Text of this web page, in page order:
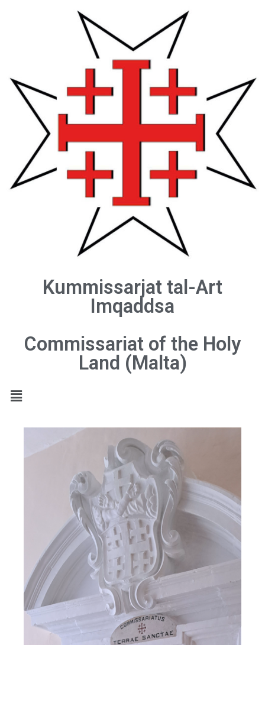
Kummissarjat tal-Art
Imqaddsa
Commissariat of the Holy
Land (Malta)